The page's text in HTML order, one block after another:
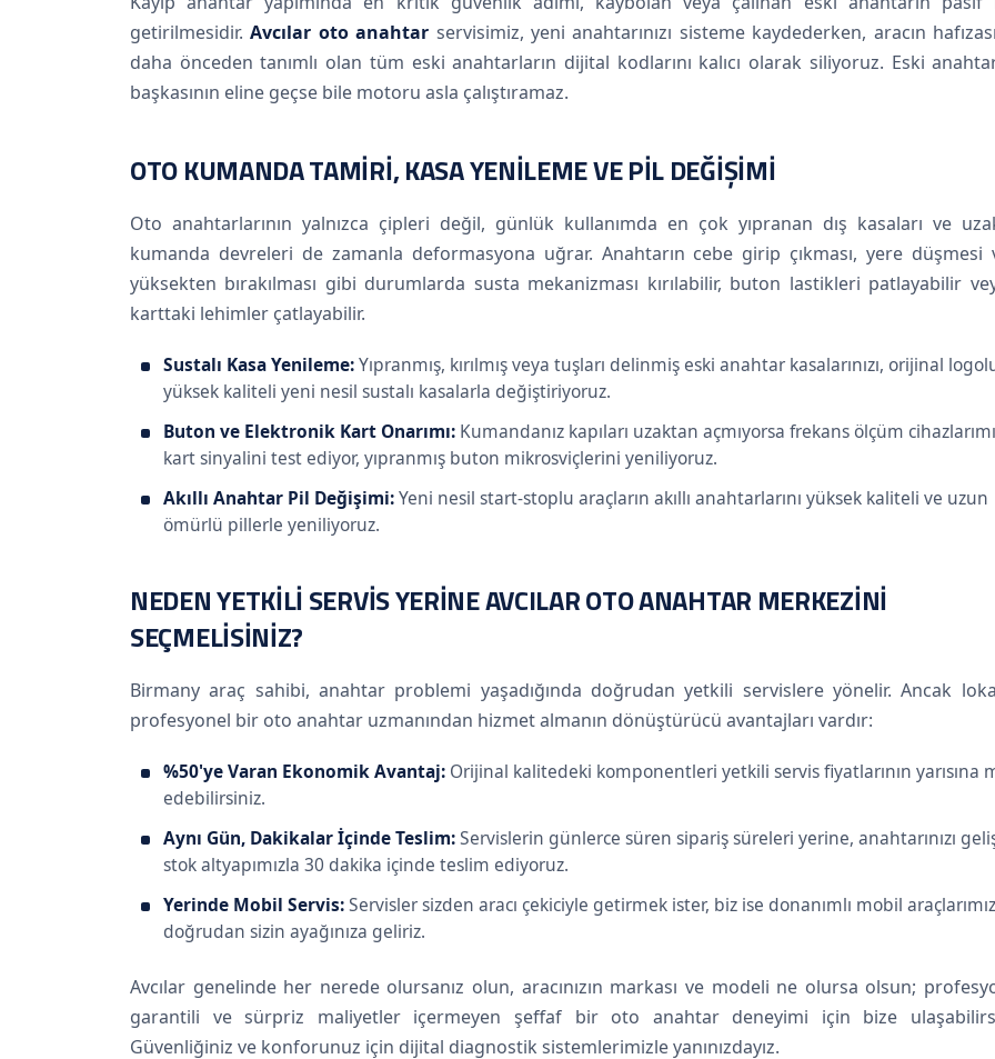
getirilmesidir.Avcılar oto anahtar servisimiz, yeni anahtarınızı sisteme kaydederken, aracın
daha önceden tanımlı olan tüm eski anahtarların dijital kodlarını kalıcı olarak siliyoruz. Eski
başkasının eline geçse bile motoru asla çalıştıramaz.
OTO KUMANDA TAMIRI, KASA YENILEME VE PIL DEĞIŞIMI
Oto anahtarlarının yalnızca çipleri değil, günlük kullanımda en çok yıpranan dış kasaları ve
kumanda devreleri de zamanla deformasyona uğrar. Anahtarın cebe girip çıkması, yere düşmesi
yüksekten bırakılması gibi durumlarda susta mekanizması kırılabilir, buton lastikleri patlayabilir
karttaki lehimler çatlayabilir.
Sustalı Kasa Yenileme:Yıpranmış, kırılmış veya tuşları delinmiş eski anahtar kasalarınızı, orijinal
yüksek kaliteli yeni nesil sustalı kasalarla değiştiriyoruz.
Buton ve Elektronik Kart Onarımı: Kumandanız kapıları uzaktan açmıyorsa frekans ölçüm
kart sinyalini test ediyor, yıpranmış buton mikrosviçlerini yeniliyoruz.
Akıllı Anahtar Pil Değişimi:Yeni nesil start-stoplu araçların akıllı anahtarlarını yüksek kaliteli ve uzun
ömürlü pillerle yeniliyoruz.
NEDEN YETKILI SERVIS YERINE AVCILAR OTO ANAHTAR MERKEZINI
SEÇMELISINIZ?
Birmany araç sahibi, anahtar problemi yaşadığında doğrudan yetkili servislere yönelir. Ancak
profesyonel bir oto anahtar uzmanından hizmet almanın dönüştürücü avantajları vardır:
%50'ye Varan Ekonomik Avantaj: Orijinal kalitedeki komponentleri yetkili servis fiyatlarının yarısına
edebilirsiniz.
Aynı Gün, Dakikalar İçinde Teslim:Servislerin günlerce süren sipariş süreleri yerine, anahtarınızı
stok altyapımızla 30 dakika içinde teslim ediyoruz.
Yerinde Mobil Servis:Servisler sizden aracı çekiciyle getirmek ister, biz ise donanımlı mobil
doğrudan sizin ayağınıza geliriz.
Avcılar genelinde her nerede olursanız olun, aracınızın markası ve modeli ne olursa olsun;
garantili ve sürpriz maliyetler içermeyen şeffaf bir oto anahtar deneyimi için bize
Güvenliğiniz ve konforunuz için dijital diagnostik sistemlerimizle yanınızdayız.